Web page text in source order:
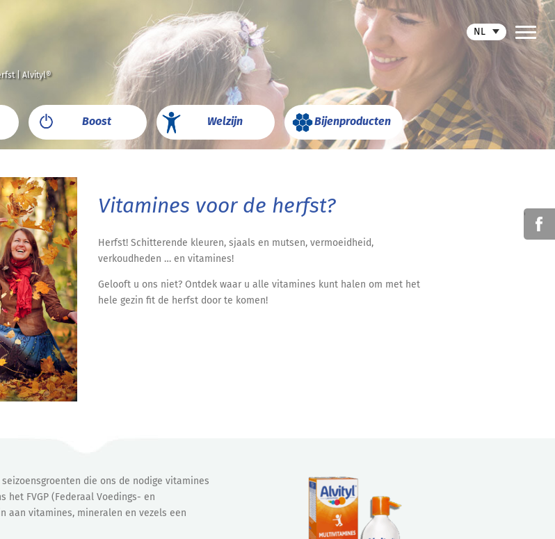
| Alvityl®
Boost Welzijn Bijenproducten
Vitamines voor de herfst?
Herfst! Schitterende kleuren, sjaals en mutsen, vermoeidheid,
verkoudheden … en vitamines!
Gelooft u ons niet? Ontdek waar u alle vitamines kunt halen om met het
hele gezin fit de herfst door te komen!
die ons de nodige vitamines
het FVGP (Federaal Voedings- en
aan vitamines, mineralen en vezels een
'
NL